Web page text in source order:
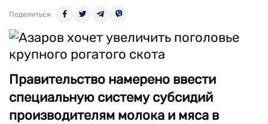
Поделиться
Правительство намерено ввести
специальную систему субсидий
производителям молока и мяса в